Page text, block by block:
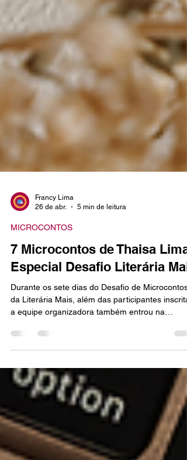
Francy Lima
26 de abr.
5 min de leitura
MICROCONTOS
7 Microcontos de Thaisa Lima
a equipe organizadora também entrou na
proposta criativa diária: transformar imagens e
provocações em histórias curtas, intensas e
impactantes. Os textos da equipe não
participaram da seleção oficial, mas nasceram
sob a mesma pressão criativa: escrever rápido,
sentir fundo e contar muito em poucas palavras.
Nesta edição especial, reunimos os 7